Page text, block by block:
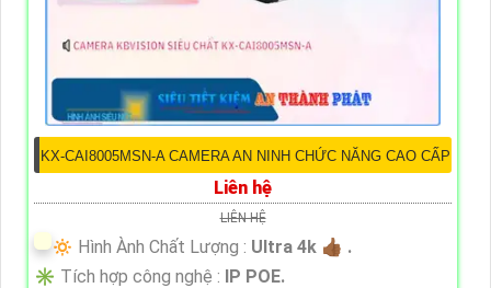
KX-CAI8005MSN-A CAMERA AN NINH CHỨC NĂNG CAO CẤP
Liên hệ
LIÊN HỆ
🔅 Hình Ành Chất Lượng : Ultra 4k 👍🏾 .
✳️ Tích hợp công nghệ : IP POE.